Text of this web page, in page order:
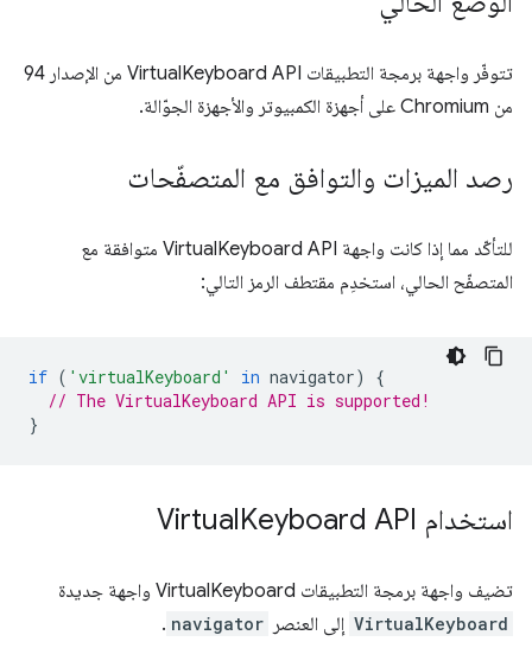
تتوفّر واجهة برمجة التطبيقات VirtualKeyboard API من الإصدار 94
من Chromium على أجهزة الكمبيوتر والأجهزة الجوّالة.
رصد الميزات والتوافق مع المتصفّحات
للتأكّد مما إذا كانت واجهة VirtualKeyboard API متوافقة مع
المتصفّح الحالي، استخدِم مقتطف الرمز التالي:
if ( 'virtualKeyboard' in navigator)
{
// The VirtualKeyboard API is supported!
}
استخدام Virtual Keyboard API
تضيف واجهة برمجة التطبيقات VirtualKeyboard واجهة جديدة
VirtualKeyboard إلى العنصر navigator
.